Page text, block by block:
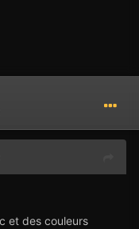
et des couleurs